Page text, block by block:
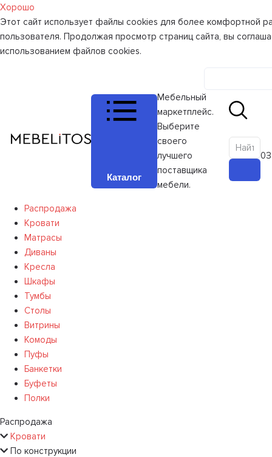
Хорошо
Этот сайт использует файлы cookies для более комфортной
пользователя. Продолжая просмотр страниц сайта, вы
использованием файлов cookies.
Каталог
Мебельный
маркетплейс.
Выберите
своего
лучшего
поставщика
мебели.
0
Распродажа
Кровати
Матрасы
Диваны
Кресла
Шкафы
Тумбы
Столы
Витрины
Комоды
Пуфы
Банкетки
Буфеты
Полки
Распродажа
Кровати
По конструкции